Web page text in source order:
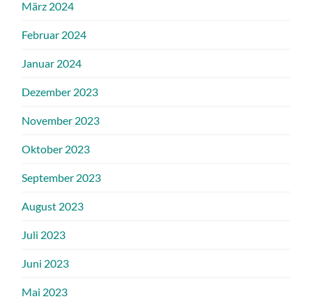
März 2024
Februar 2024
Januar 2024
Dezember 2023
November 2023
Oktober 2023
September 2023
August 2023
Juli 2023
Juni 2023
Mai 2023